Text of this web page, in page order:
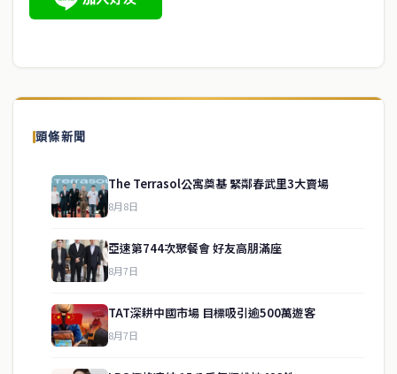
頭條新聞
The Terrasol公寓奠基 緊鄰春武里3大賣場
8月8日
亞速第744次聚餐會 好友高朋滿座
8月7日
TAT深耕中國市場 目標吸引逾500萬遊客
8月7日